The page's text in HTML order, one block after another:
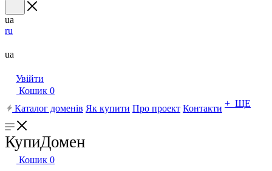
ua
ru
ua
Увійти
Кошик 0
Каталог доменів Як купити Про проект Контакти + ЩЕ
КупиДомен
Кошик 0